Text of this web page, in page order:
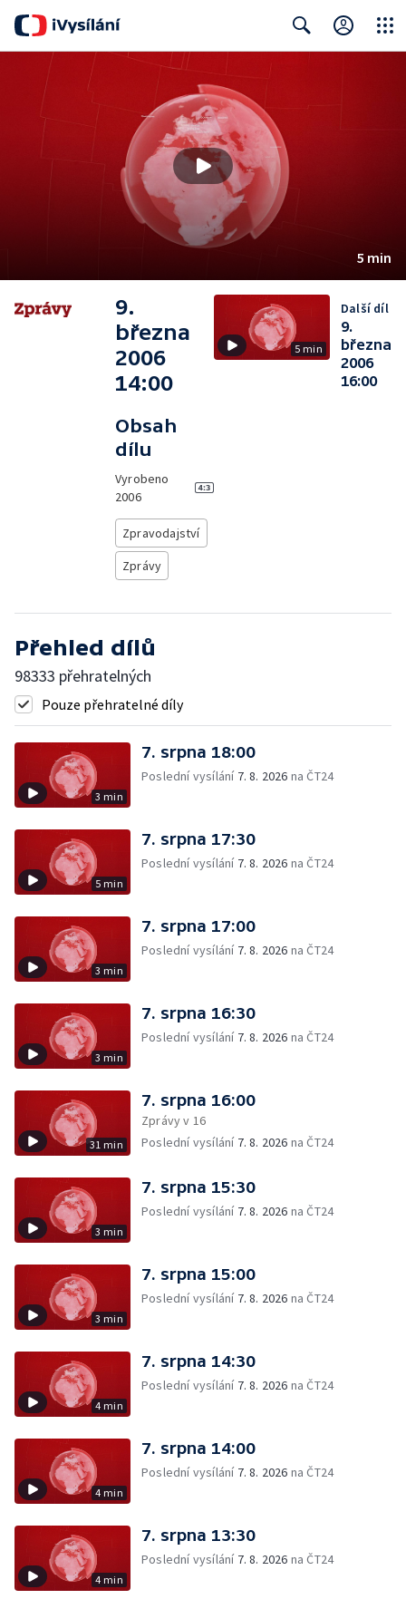
5 min
9.
března
2006
14:00
Obsah
dílu
Vyrobeno
2006
Zpravodajství
Zprávy
5 min
Další díl
9.
března
2006
16:00
Přehled dílů
98333 přehratelných
Pouze přehratelné díly
3 min
7. srpna 18:00
Poslední vysílání 7. 8. 2026 na ČT24
5 min
7. srpna 17:30
Poslední vysílání 7. 8. 2026 na ČT24
3 min
7. srpna 17:00
Poslední vysílání 7. 8. 2026 na ČT24
3 min
7. srpna 16:30
Poslední vysílání 7. 8. 2026 na ČT24
31 min
7. srpna 16:00
Zprávy v 16
Poslední vysílání 7. 8. 2026 na ČT24
3 min
7. srpna 15:30
Poslední vysílání 7. 8. 2026 na ČT24
3 min
7. srpna 15:00
Poslední vysílání 7. 8. 2026 na ČT24
4 min
7. srpna 14:30
Poslední vysílání 7. 8. 2026 na ČT24
4 min
7. srpna 14:00
Poslední vysílání 7. 8. 2026 na ČT24
4 min
7. srpna 13:30
Poslední vysílání 7. 8. 2026 na ČT24